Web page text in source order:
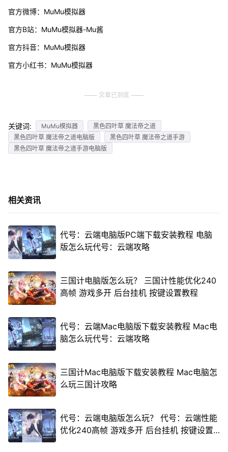
官方微博：MuMu模拟器
官方B站：MuMu模拟器-Mu酱
官方抖音：MuMu模拟器
官方小红书：MuMu模拟器
文章已到底
关键词: MuMu模拟器
黑色四叶草 魔法帝之道
黑色四叶草 魔法帝之道电脑版
黑色四叶草 魔法帝之道手游
黑色四叶草 魔法帝之道手游电脑版
相关资讯
代号：云端电脑版PC端下载安装教程 电脑
版怎么玩代号：云端攻略
三国计电脑版怎么玩？ 三国计性能优化240
高帧 游戏多开 后台挂机 按键设置教程
代号：云端Mac电脑版下载安装教程 Mac电
脑怎么玩代号：云端攻略
三国计Mac电脑版下载安装教程 Mac电脑怎
么玩三国计攻略
代号：云端电脑版怎么玩？ 代号：云端性能
优化240高帧 游戏多开 后台挂机 按键设置